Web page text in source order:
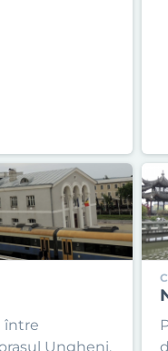
între
Ungheni,